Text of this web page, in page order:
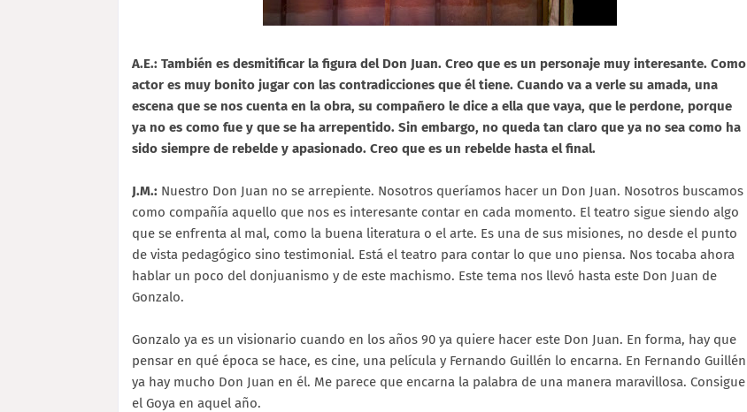
A.E.: También es desmitificar la figura del Don Juan. Creo que es un personaje muy interesante. Como
actor es muy bonito jugar con las contradicciones que él tiene. Cuando va a verle su amada, una
escena que se nos cuenta en la obra, su compañero le dice a ella que vaya, que le perdone, porque
ya no es como fue y que se ha arrepentido. Sin embargo, no queda tan claro que ya no sea como ha
sido siempre de rebelde y apasionado. Creo que es un rebelde hasta el final.
J.M.: Nuestro Don Juan no se arrepiente. Nosotros queríamos hacer un Don Juan. Nosotros buscamos
como compañía aquello que nos es interesante contar en cada momento. El teatro sigue siendo algo
que se enfrenta al mal, como la buena literatura o el arte. Es una de sus misiones, no desde el punto
de vista pedagógico sino testimonial. Está el teatro para contar lo que uno piensa. Nos tocaba ahora
hablar un poco del donjuanismo y de este machismo. Este tema nos llevó hasta este Don Juan de
Gonzalo.
Gonzalo ya es un visionario cuando en los años 90 ya quiere hacer este Don Juan. En forma, hay que
pensar en qué época se hace, es cine, una película y Fernando Guillén lo encarna. En Fernando Guillén
ya hay mucho Don Juan en él. Me parece que encarna la palabra de una manera maravillosa. Consigue
el Goya en aquel año.